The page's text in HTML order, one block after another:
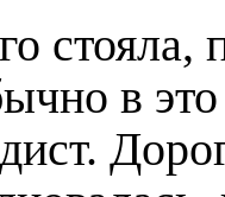
стояла,
в